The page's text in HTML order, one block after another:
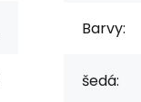
Barvy:
šedá: